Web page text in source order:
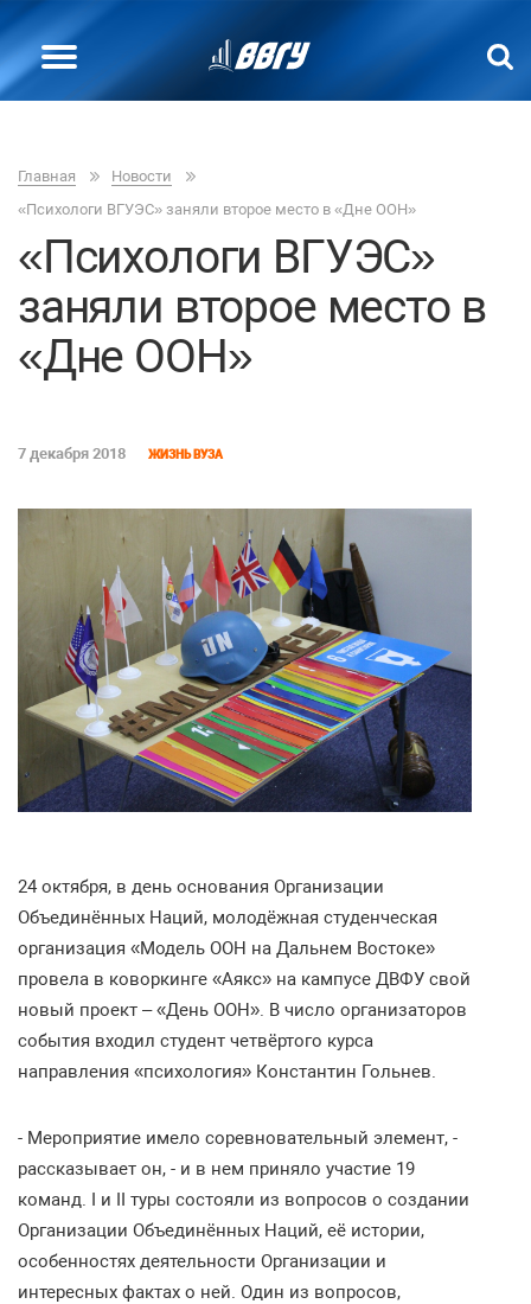
Главная
Новости
«Психологи ВГУЭС» заняли второе место в «Дне ООН»
«Психологи ВГУЭС»
заняли второе место в
«Дне ООН»
7 декабря 2018 ЖИЗНЬ ВУЗА
24 октября, в день основания Организации
Объединённых Наций, молодёжная студенческая
организация «Модель ООН на Дальнем Востоке»
провела в коворкинге «Аякс» на кампусе ДВФУ свой
новый проект – «День ООН». В число организаторов
события входил студент четвёртого курса
направления «психология» Константин Гольнев.
- Мероприятие имело соревновательный элемент, -
рассказывает он, - и в нем приняло участие 19
команд. I и II туры состояли из вопросов о создании
Организации Объединённых Наций, её истории,
особенностях деятельности Организации и
интересных фактах о ней. Один из вопросов,